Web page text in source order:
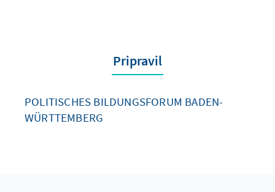
Pripravil
POLITISCHES BILDUNGSFORUM BADEN-
WÜRTTEMBERG